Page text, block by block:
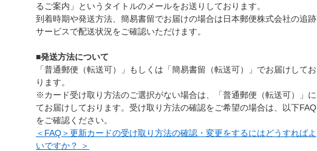
るご案内」というタイトルのメールをお送りしております。
到着時期や発送方法、簡易書留でお届けの場合は日本郵便株式会社の追跡
サービスで配送状況をご確認いただけます。
■発送方法について
「普通郵便（転送可）」もしくは「簡易書留（転送可）」でお届けしてお
ります。
※カード受け取り方法のご選択がない場合は、「普通郵便（転送可）」に
てお届けしております。受け取り方法の確認をご希望の場合は、以下FAQ
をご確認ください。
＜FAQ＞更新カードの受け取り方法の確認・変更をするにはどうすればよ
いですか？ ＞